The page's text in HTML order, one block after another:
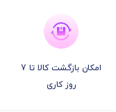
امکان بازگشت کالا تا 7
روز کاری